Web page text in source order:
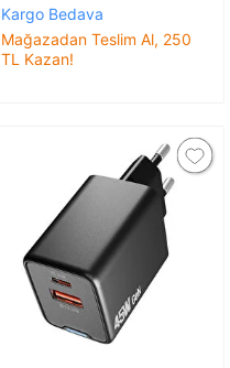
Kargo Bedava
Mağazadan Teslim Al, 250
TL Kazan!